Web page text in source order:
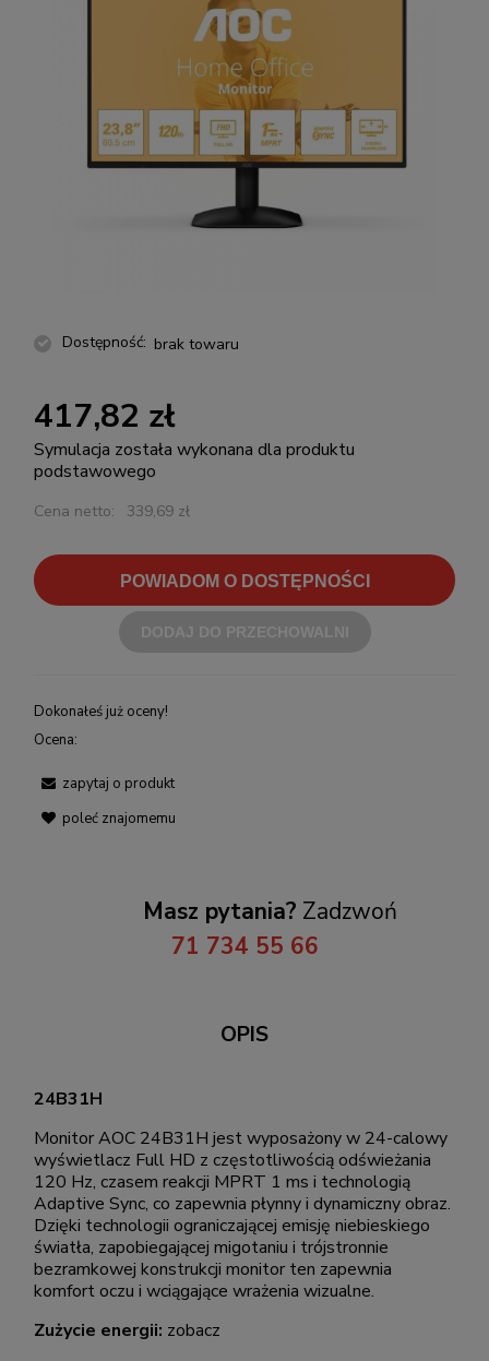
Dostępność: brak towaru
417,82 zł
Symulacja została wykonana dla produktu
podstawowego
Cena netto: 339,69 zł
POWIADOM O DOSTĘPNOŚCI
Dokonałeś już oceny!
Ocena:
zapytaj o produkt
poleć znajomemu
Masz pytania? Zadzwoń
71 734 55 66
OPIS
24B31H
Monitor AOC 24B31H jest wyposażony w 24-calowy
wyświetlacz Full HD z częstotliwością odświeżania
120 Hz, czasem reakcji MPRT 1 ms i technologią
Adaptive Sync, co zapewnia płynny i dynamiczny obraz.
Dzięki technologii ograniczającej emisję niebieskiego
światła, zapobiegającej migotaniu i trójstronnie
bezramkowej konstrukcji monitor ten zapewnia
komfort oczu i wciągające wrażenia wizualne.
Zużycie energii: zobacz